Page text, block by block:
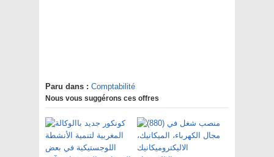
Paru dans : Comptabilité
Nous vous suggérons ces offres